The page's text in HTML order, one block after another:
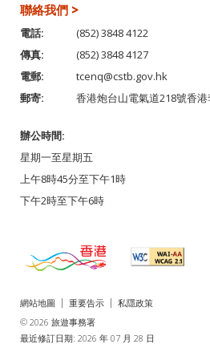
聯絡我們 >
電話:
(852) 3848 4122
傳真:
(852) 3848 4127
電郵:
tcenq@cstb.gov.hk
郵寄:
香港炮台山電氣道218號香
辦公時間:
星期一至星期五
上午8時45分至下午1時
下午2時至下午6時
網站地圖 重要告示
私隱政策
© 2026 旅遊事務署
最近修訂日期: 2026 年 07 月 28 日